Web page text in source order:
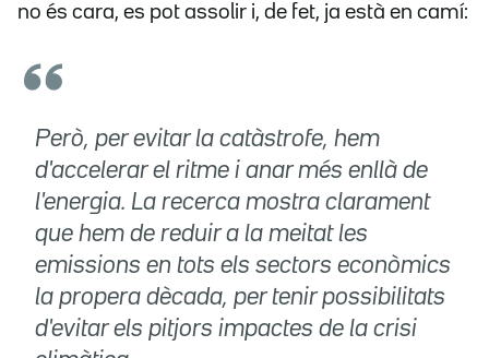
no és cara, es pot assolir i, de fet, ja està en camí:
Però, per evitar la catàstrofe, hem
d'accelerar el ritme i anar més enllà de
l'energia. La recerca mostra clarament
que hem de reduir a la meitat les
emissions en tots els sectors econòmics
la propera dècada, per tenir possibilitats
d'evitar els pitjors impactes de la crisi